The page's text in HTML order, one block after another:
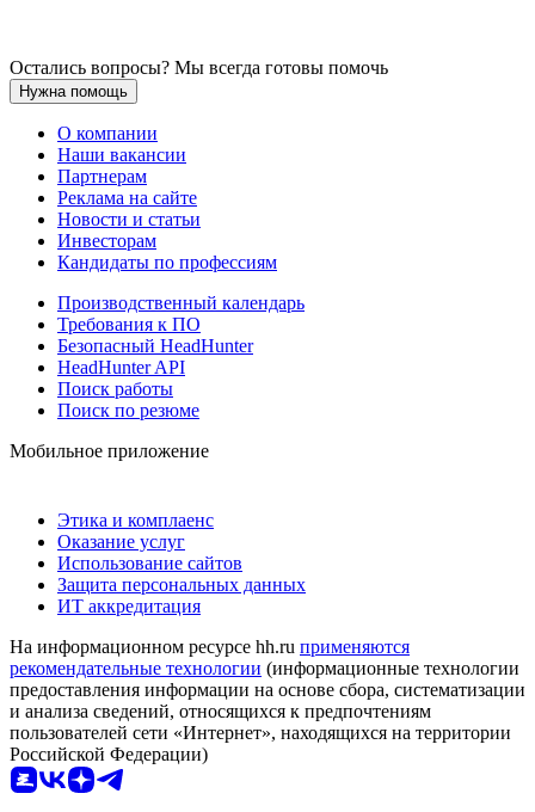
Остались вопросы? Мы всегда готовы помочь
Нужна помощь
О компании
Наши вакансии
Партнерам
Реклама на сайте
Новости и статьи
Инвесторам
Кандидаты по профессиям
Производственный календарь
Требования к ПО
Безопасный HeadHunter
HeadHunter API
Поиск работы
Поиск по резюме
Мобильное приложение
Этика и комплаенс
Оказание услуг
Использование сайтов
Защита персональных данных
ИТ аккредитация
На информационном ресурсе hh.ru применяются
рекомендательные технологии (информационные технологии
предоставления информации на основе сбора, систематизации
и анализа сведений, относящихся к предпочтениям
пользователей сети «Интернет», находящихся на территории
Российской Федерации)